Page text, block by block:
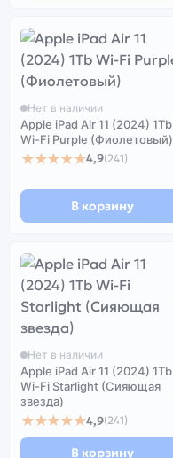
Нет в наличии
Apple iPad Air 11 (2024) 1Tb
Wi-Fi Purple (Фиолетовый)
★★★★★4,9(241)
В корзину
Нет в наличии
Apple iPad Air 11 (2024) 1Tb
Wi-Fi Starlight (Сияющая
звезда)
★★★★★4,9(241)
В корзину